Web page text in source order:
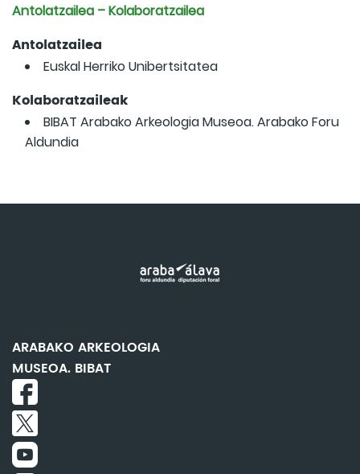
Antolatzailea – Kolaboratzailea
Antolatzailea
Euskal Herriko Unibertsitatea
Kolaboratzaileak
BIBAT Arabako Arkeologia Museoa. Arabako Foru
Aldundia
ARABAKO ARKEOLOGIA
MUSEOA. BIBAT